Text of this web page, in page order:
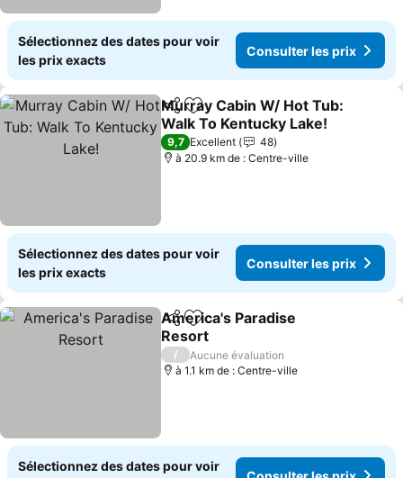
Sélectionnez des dates pour voir
les prix exacts
Consulter les prix
PartagerAjouter à mes favoris
Murray Cabin W/ Hot Tub:
Walk To Kentucky Lake!
Consulter les prix
9,7 Excellent
48
à 20.9 km de : Centre-ville
Sélectionnez des dates pour voir
les prix exacts
Consulter les prix
PartagerAjouter à mes favoris
America's Paradise
Resort
Consulter les prix
/
Aucune évaluation
à 1.1 km de : Centre-ville
Sélectionnez des dates pour voir